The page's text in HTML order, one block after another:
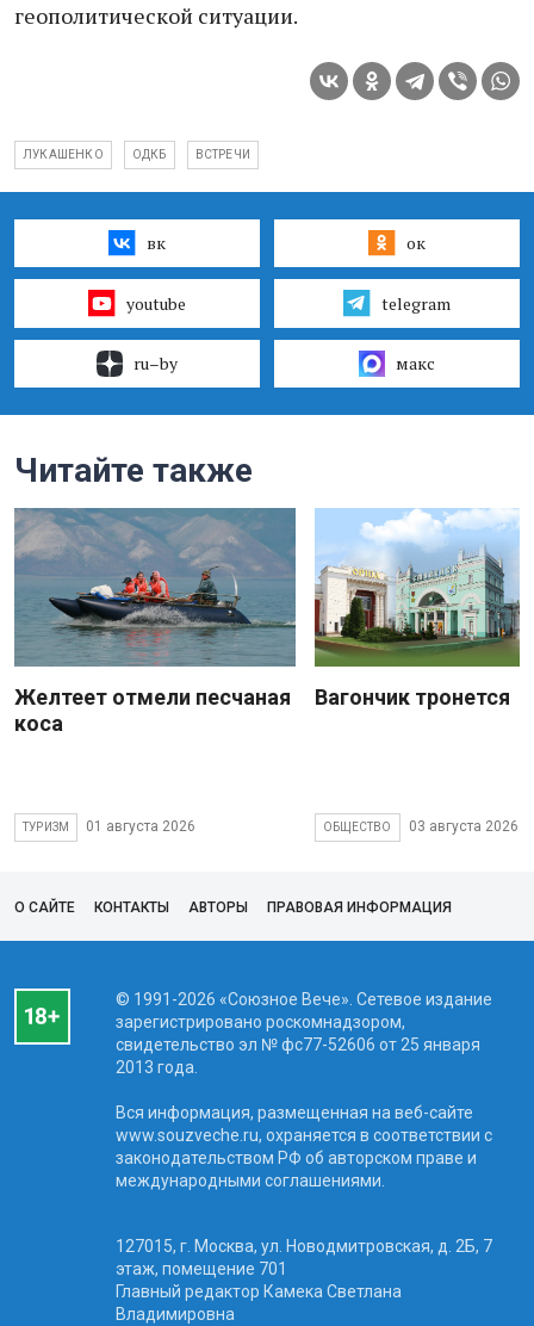
геополитической ситуации.
ЛУКАШЕНКО ОДКБ ВСТРЕЧИ
вк ок
youtube telegram
ru–by макс
Читайте также
Желтеет отмели песчаная
коса
ТУРИЗМ 01 августа 2026
Вагончик тронется
ОБЩЕСТВО 03 августа 2026
О САЙТЕ КОНТАКТЫ АВТОРЫ ПРАВОВАЯ ИНФОРМАЦИЯ
© 1991-2026 «Союзное Вече». Сетевое издание
зарегистрировано роскомнадзором,
свидетельство эл № фc77-52606 от 25 января
2013 года.
Вся информация, размещенная на веб-сайте
www.souzveche.ru, охраняется в соответствии с
законодательством РФ об авторском праве и
международными соглашениями.
127015, г. Москва, ул. Новодмитровская, д. 2Б, 7
этаж, помещение 701
Главный редактор Камека Светлана
Владимировна